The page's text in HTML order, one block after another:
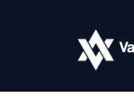
Home
Borsa